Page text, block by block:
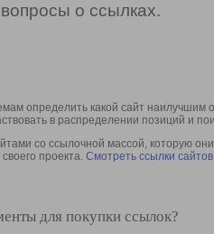
о ссылках.
определить какой сайт наилучшим
в раcпределении позиций и
со ссылочной массой, которую
проекта. Смотреть ссылки сайтов
для покупки ссылок?